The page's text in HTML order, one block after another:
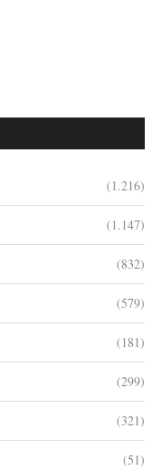
(1.216)
(1.147)
(832)
(579)
(181)
(299)
(321)
(51)